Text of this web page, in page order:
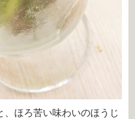
ほろ苦い味わいのほうじ